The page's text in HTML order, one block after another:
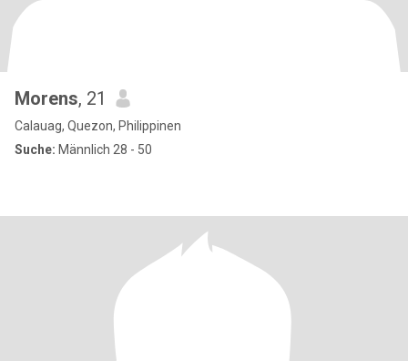
Morens, 21
Calauag, Quezon, Philippinen
Suche: Männlich 28 - 50